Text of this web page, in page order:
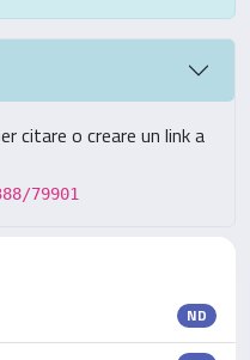
citare o creare un link a
79901
ND